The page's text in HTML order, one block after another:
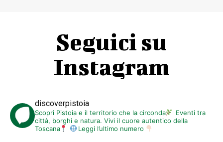
Seguici su
Instagram
discoverpistoia
Scopri Pistoia e il territorio che la circonda
Eventi tra
città, borghi e natura. Vivi il cuore autentico della
Toscana
Leggi l’ultimo numero